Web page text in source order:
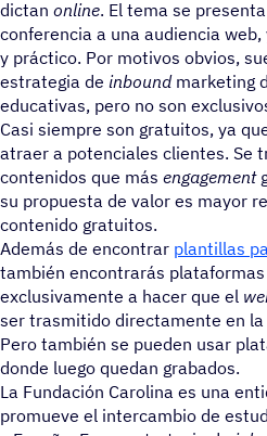
dictan online. El tema se
conferencia a una audiencia
y práctico. Por motivos obvios,
estrategia de inboundmarketing
educativas, pero no son
Casi siempre son gratuitos, ya
atraer a potenciales clientes. Se
contenidos que más engagement
su propuesta de valor es mayor
contenido gratuitos.
Además de encontrar plantillas
también encontrarás plataformas
exclusivamente a hacer que el
ser trasmitido directamente en
Pero también se pueden usar
donde luego quedan grabados.
La Fundación Carolina es una
promueve el intercambio de